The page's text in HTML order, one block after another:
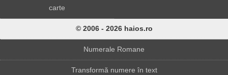
carte
© 2006 - 2026 haios.ro
Numerale Romane
Transformă numere în text